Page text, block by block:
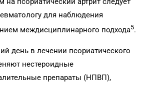
для наблюдения
междисциплинарного подхода5.
день в лечении псориатического
нестероидные
препараты (НПВП),